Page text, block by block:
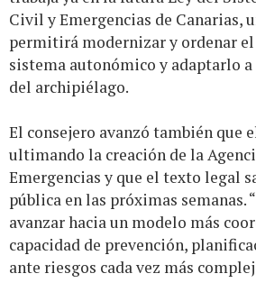
Civil y Emergencias de Canarias,
permitirá modernizar y ordenar
sistema autonómico y adaptarlo
del archipiélago.
El consejero avanzó también que
ultimando la creación de la
Emergencias y que el texto legal
pública en las próximas semanas.
avanzar hacia un modelo más
capacidad de prevención,
ante riesgos cada vez más